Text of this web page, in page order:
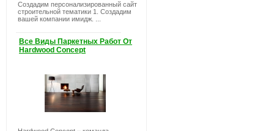
Создадим персонализированный сайт
строительной тематики 1. Создадим
вашей компании имидж. ...
Все Виды Паркетных Работ От
Hardwood Concept